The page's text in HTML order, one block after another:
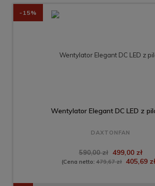
Wentylator Elegant DC LED z
DAXTONFAN
590,00 zł 499,00 zł
(Cena netto: 479,67 zł 405,69
-15%